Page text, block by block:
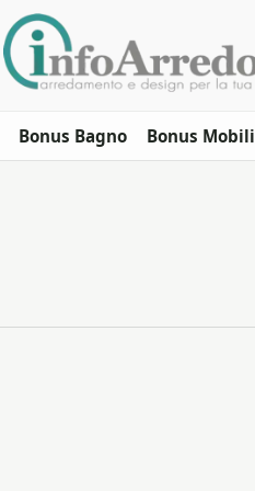
Bonus Bagno Bonus Mobili